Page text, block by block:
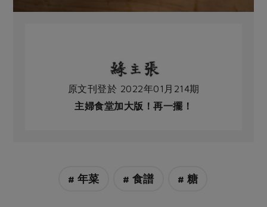
原文刊登於 2022年01月214期
主婦食堂加大版！再一擺！
# 年菜 # 食譜 # 糖